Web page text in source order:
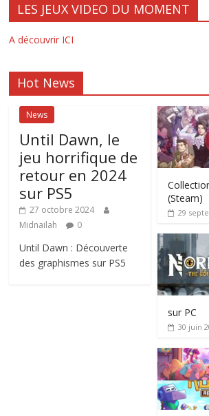
LES JEUX VIDEO DU MOMENT
A découvrir ICI
Hot News
News
Until Dawn, le
jeu horrifique de
retour en 2024
sur PS5
27 octobre 2024
Midnailah
0
Until Dawn : Découverte
des graphismes sur PS5
(Steam)
29
sur PC
30 juin